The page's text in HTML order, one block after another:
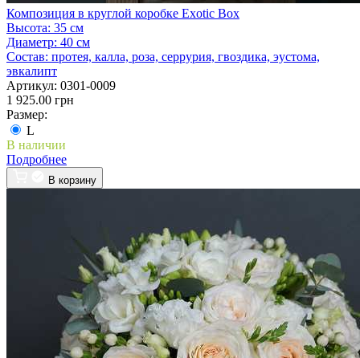
Композиция в круглой коробке Exotic Box
Высота: 35 см
Диаметр: 40 см
Состав: протея, калла, роза, серрурия, гвоздика, эустома,
эвкалипт
Артикул: 0301-0009
1 925.00 грн
Размер:
L
В наличии
Подробнее
В корзину